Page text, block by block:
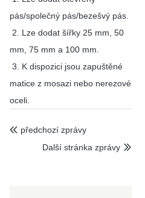
pás/společný pás/bezešvý pás.
2. Lze dodat šířky 25 mm, 50
mm, 75 mm a 100 mm.
3. K dispozici jsou zapuštěné
matice z mosazi nebo nerezové
oceli.
 předchozí zprávy

Další stránka zprávy